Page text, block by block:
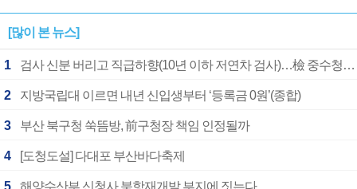
[많이 본 뉴스]
1 검사 신분 버리고 직급하향(10년 이하 저연차 검사)…檢 중수청행 기피
2 지방국립대 이르면 내년 신입생부터 ‘등록금 0원’(종합)
3 부산 북구청 쑥뜸방, 前구청장 책임 인정될까
4 [도청도설] 다대포 부산바다축제
5 해양수산부 신청사 북항재개발 부지에 짓는다